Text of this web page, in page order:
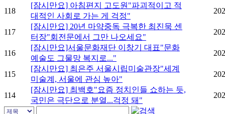
118
[잠시만요] 아침편지 고도원"파괴적이고 적
대적인 사회로 가는 게 걱정"
117
[잠시만요] 20년 마약중독 극복한 최진묵 센
터장"회전문에서 그만 나오세요"
116
[잠시만요]서울문화재단 이창기 대표"문화
예술도 그물망 복지로..."
115
[잠시만요] 최은주 서울시립미술관장"세계
미술계, 서울에 관심 높아"
114
[잠시만요] 최백호"요즘 정치인들 쇼하는 듯,
국민은 극단으로 분열...걱정 돼"